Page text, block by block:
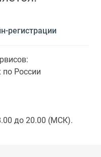
регистрации
по России
до 20.00 (МСК).